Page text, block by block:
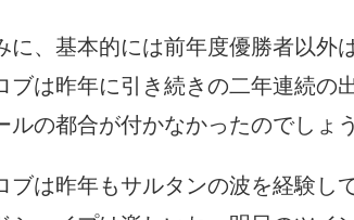
に、基本的には前年度優勝者以外
ブは昨年に引き続きの二年連続の
ルの都合が付かなかったのでしょ
ブは昨年もサルタンの波を経験し